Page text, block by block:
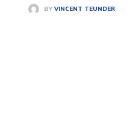
BY VINCENT TEUNDER